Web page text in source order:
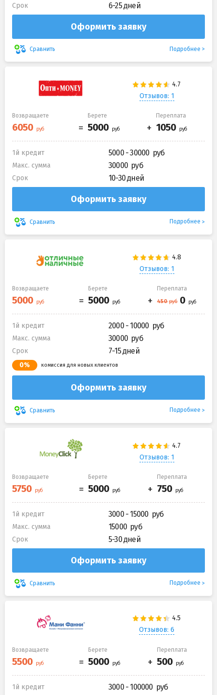
Срок 6-25 дней
Оформить заявку
Сравнить Подробнее
Отзывов: 1
Возвращаете Берете Переплата
1й кредит 5000 - 30000
Макс. сумма 30000
Срок 10-30 дней
Оформить заявку
Сравнить Подробнее
Отзывов: 1
Возвращаете Берете Переплата
1й кредит 2000 - 10000
Макс. сумма 30000
Срок 7-15 дней
0% комиссия для новых клиентов
Оформить заявку
Сравнить Подробнее
Отзывов: 1
Возвращаете Берете Переплата
1й кредит 3000 - 15000
Макс. сумма 15000
Срок 5-30 дней
Оформить заявку
Сравнить Подробнее
Отзывов: 6
Возвращаете Берете Переплата
1й кредит
3000 - 100000